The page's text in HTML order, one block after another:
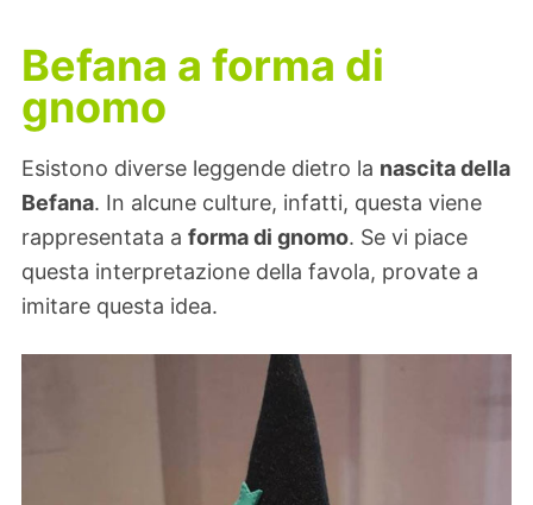
Befana a forma di
gnomo
Esistono diverse leggende dietro la nascita della
Befana. In alcune culture, infatti, questa viene
rappresentata a forma di gnomo. Se vi piace
questa interpretazione della favola, provate a
imitare questa idea.